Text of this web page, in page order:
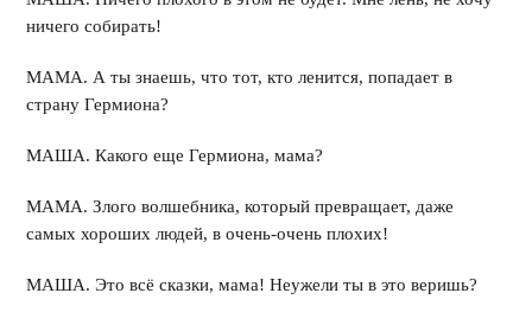
ничего собирать!
МАМА. А ты знаешь, что тот, кто ленится, попадает в
страну Гермиона?
МАША. Какого еще Гермиона, мама?
МАМА. Злого волшебника, который превращает, даже
самых хороших людей, в очень-очень плохих!
МАША. Это всё сказки, мама! Неужели ты в это веришь?